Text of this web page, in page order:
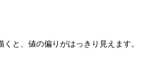
くと、値の偏りがはっきり見えます。